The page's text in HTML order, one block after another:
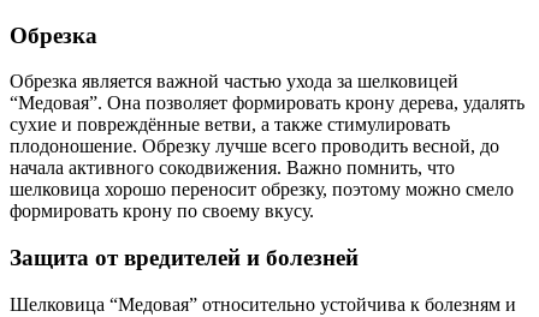
Обрезка
Обрезка является важной частью ухода за шелковицей
“Медовая”. Она позволяет формировать крону дерева, удалять
сухие и повреждённые ветви, а также стимулировать
плодоношение. Обрезку лучше всего проводить весной, до
начала активного сокодвижения. Важно помнить, что
шелковица хорошо переносит обрезку, поэтому можно смело
формировать крону по своему вкусу.
Защита от вредителей и болезней
Шелковица “Медовая” относительно устойчива к болезням и